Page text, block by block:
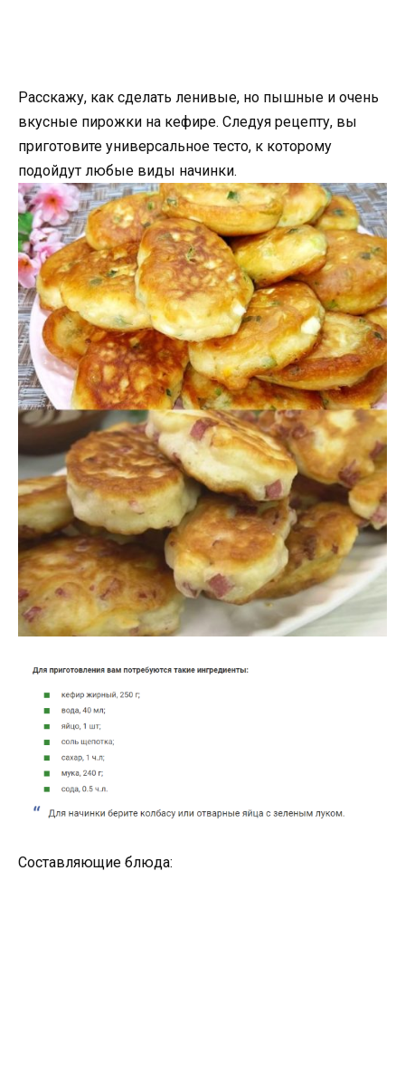
Расскажу, как сделать ленивые, но пышные и очень
вкусные пирожки на кефире. Следуя рецепту, вы
приготовите универсальное тесто, к которому
подойдут любые виды начинки.
Составляющие блюда: